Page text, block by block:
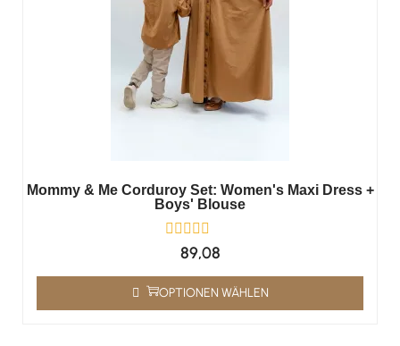
Mommy & Me Corduroy Set: Women's Maxi Dress +
Boys' Blouse
89,08
OPTIONEN WÄHLEN